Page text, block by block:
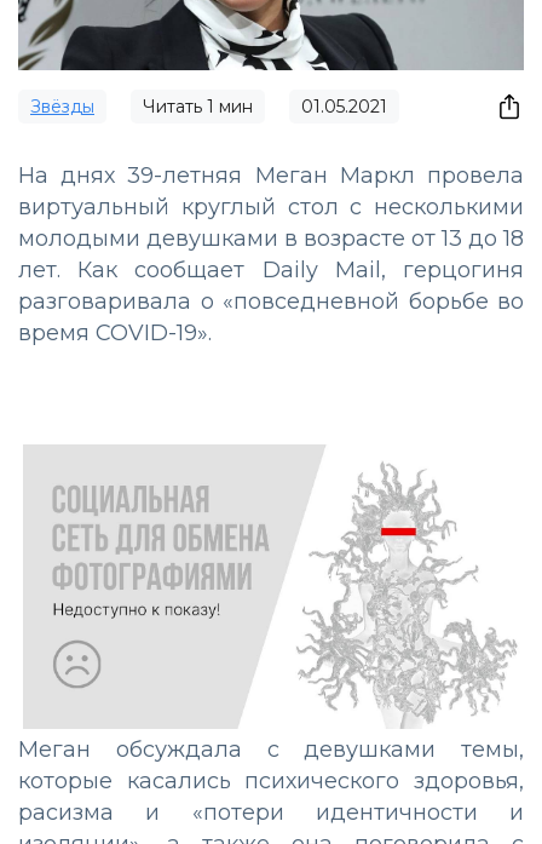
Звёзды Читать 1 мин 01.05.2021
На днях 39-летняя Меган Маркл провела
виртуальный круглый стол с несколькими
молодыми девушками в возрасте от 13 до 18
лет. Как сообщает Daily Mail, герцогиня
разговаривала о «повседневной борьбе во
время COVID-19».
Меган обсуждала с девушками темы,
которые касались психического здоровья,
расизма и «потери идентичности и